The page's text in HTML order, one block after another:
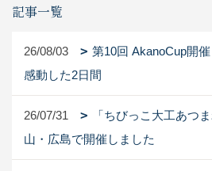
記事一覧
26/08/03
第10回 AkanoCup開
感動した2日間
26/07/31
「ちびっこ大工あつ
山・広島で開催しました